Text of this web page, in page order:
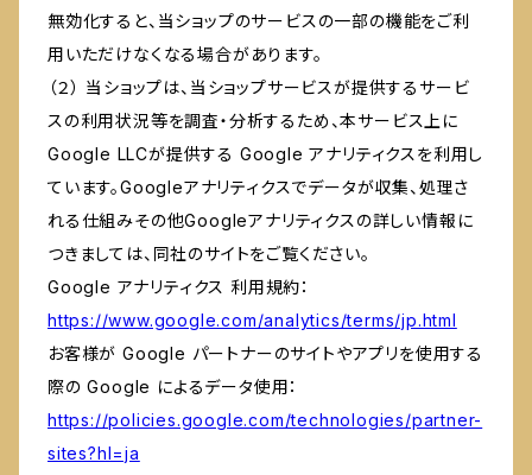
無効化すると、当ショップのサービスの一部の機能をご利
用いただけなくなる場合があります。
（２） 当ショップは、当ショップサービスが提供するサービ
スの利用状況等を調査・分析するため、本サービス上に
Google LLCが提供する Google アナリティクスを利用し
ています。Googleアナリティクスでデータが収集、処理さ
れる仕組みその他Googleアナリティクスの詳しい情報に
つきましては、同社のサイトをご覧ください。
Google アナリティクス 利用規約：
https://www.google.com/analytics/terms/jp.html
お客様が Google パートナーのサイトやアプリを使用する
際の Google によるデータ使用：
https://policies.google.com/technologies/partner-
sites?hl=ja